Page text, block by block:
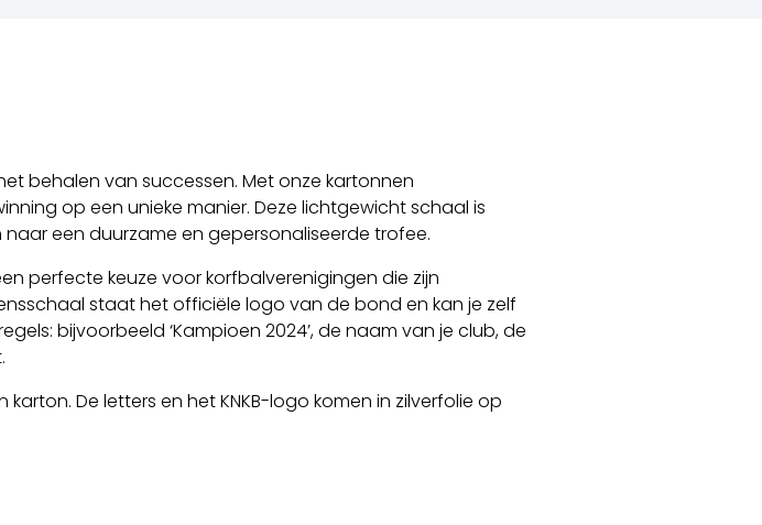
behalen van successen. Met onze kartonnen
op een unieke manier. Deze lichtgewicht schaal is
een duurzame en gepersonaliseerde trofee.
perfecte keuze voor korfbalverenigingen die zijn
staat het officiële logo van de bond en kan je zelf
bijvoorbeeld ‘Kampioen 2024’, de naam van je club, de
De letters en het KNKB-logo komen in zilverfolie op